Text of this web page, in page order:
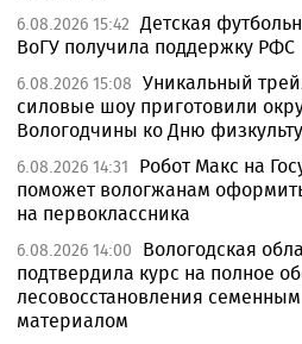
6.08.2026 15:42 Детская
ВоГУ получила поддержку РФС
6.08.2026 15:08 Уникальный
силовые шоу приготовили
Вологодчины ко Дню
6.08.2026 14:31
Робот Макс на
поможет вологжанам
на первоклассника
6.08.2026 14:00
Вологодская
подтвердила курс на полное
лесовосстановления семенным
материалом